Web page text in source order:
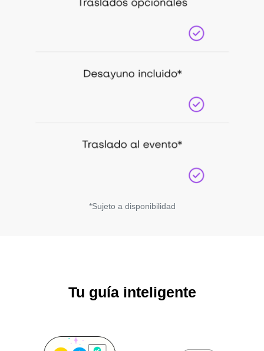
*Sujeto a disponibilidad
Tu guía inteligente